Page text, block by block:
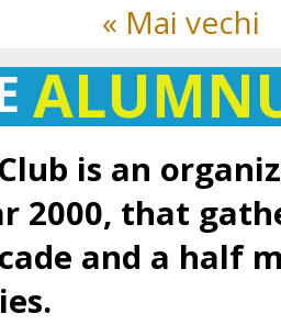
« Mai vechi
is an
2000, that
and a half